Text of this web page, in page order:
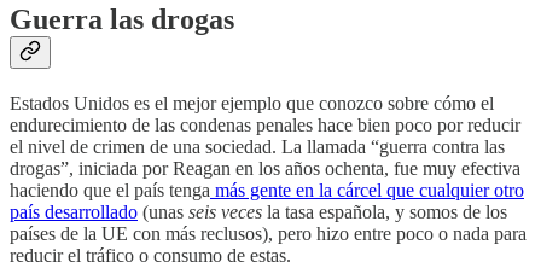
Guerra las drogas
Estados Unidos es el mejor ejemplo que conozco sobre cómo el
endurecimiento de las condenas penales hace bien poco por reducir
el nivel de crimen de una sociedad. La llamada “guerra contra las
drogas”, iniciada por Reagan en los años ochenta, fue muy efectiva
haciendo que el país tenga más gente en la cárcel que cualquier otro
país desarrollado (unas seis veces la tasa española, y somos de los
países de la UE con más reclusos), pero hizo entre poco o nada para
reducir el tráfico o consumo de estas.